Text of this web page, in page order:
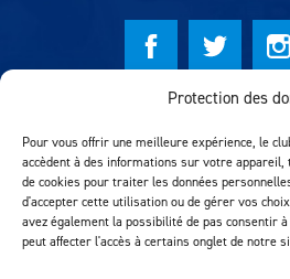
Protection des
Pour vous offrir une meilleure expérience, le
accèdent à des informations sur votre
de cookies pour traiter les données
d'accepter cette utilisation ou de gérer vos
avez également la possibilité de pas consentir
peut affecter l'accès à certains onglet de notre
© Lausanne Sport
Réalisation MTM